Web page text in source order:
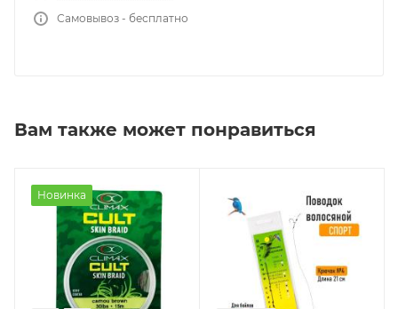
Самовывоз - бесплатно
Вам также может понравиться
Новинка